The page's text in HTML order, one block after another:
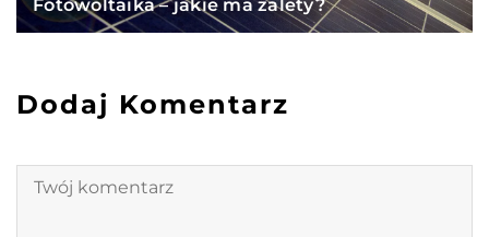
Fotowoltaika – jakie ma zalety?
Dodaj Komentarz